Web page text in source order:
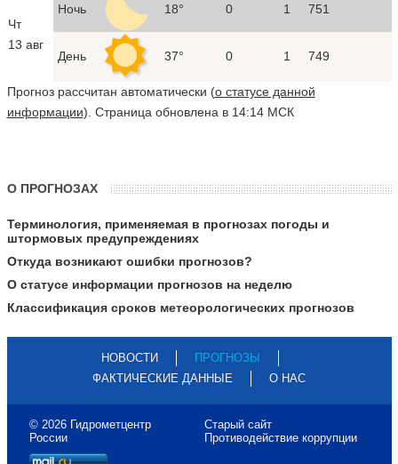
Чт
13 авг
Ночь 18° 0 1 751
День 37° 0 1 749
Прогноз рассчитан автоматически (о статусе данной
информации). Страница обновлена в 14:14 МСК
О ПРОГНОЗАХ
Терминология, применяемая в прогнозах погоды и
штормовых предупреждениях
Откуда возникают ошибки прогнозов?
О статусе информации прогнозов на неделю
Классификация сроков метеорологических прогнозов
НОВОСТИ
ПРОГНОЗЫ
ФАКТИЧЕСКИЕ ДАННЫЕ
О НАС
© 2026 Гидрометцентр
России
Старый сайт
Противодействие коррупции